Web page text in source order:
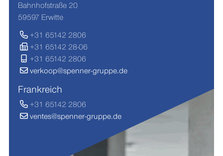
Bahnhofstraße 20
59597 Erwitte
+31 65142 2806
+31 65142 28-06
+31 65142 2806
verkoop@spenner-gruppe.de
Frankreich
+31 65142 2806
ventes@spenner-gruppe.de